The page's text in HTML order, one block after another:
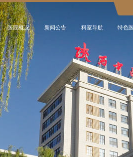
医院概况 新闻公告 科室导航 特色